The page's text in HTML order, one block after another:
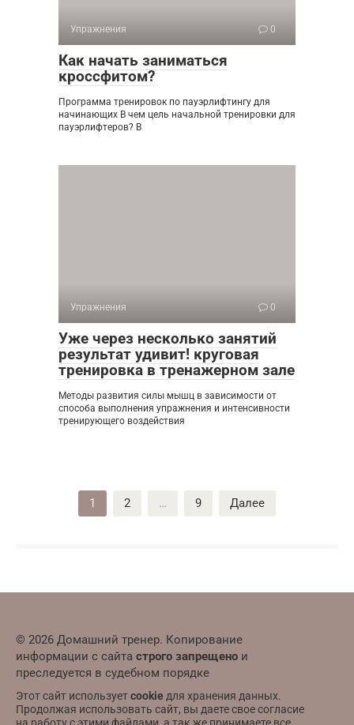
Упражнения 0
Как начать заниматься
кроссфитом?
Программа тренировок по пауэрлифтингу для
начинающих В чем цель начальной тренировки для
пауэрлифтеров? В
Упражнения 0
Уже через несколько занятий
результат удивит! круговая
тренировка в тренажерном зале
Методы развития силы мышц в зависимости от
способа выполнения упражнения и интенсивности
тренирующего воздействия
1 2 … 9 Далее
© 2026 Домашний тренер. Копирование
информации с сайта строго запрещено и
преследуется в судебном порядке
Этот сайт используетcookie для хранения данных.
Продолжая использовать сайт, вы даете свое согласие